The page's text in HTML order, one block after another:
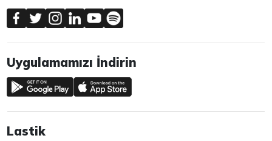
Uygulamamızı İndirin
Lastik